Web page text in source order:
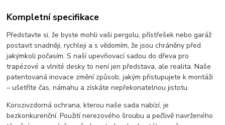
Kompletní specifikace
Představte si, že byste mohli vaši pergolu, přístřešek nebo garáž
postavit snadněji, rychleji a s vědomím, že jsou chráněny před
jakýmkoli počasím. S naší upevňovací sadou do dřeva pro
trapézové a vlnité desky to není jen představa, ale realita. Naše
patentovaná inovace změní způsob, jakým přistupujete k montáži
– ušetříte čas, námahu a získáte nepřekonatelnou jistotu.
Korozivzdorná ochrana, kterou naše sada nabízí, je
bezkonkurenční. Použití nerezového šroubu a pečlivě navrženého